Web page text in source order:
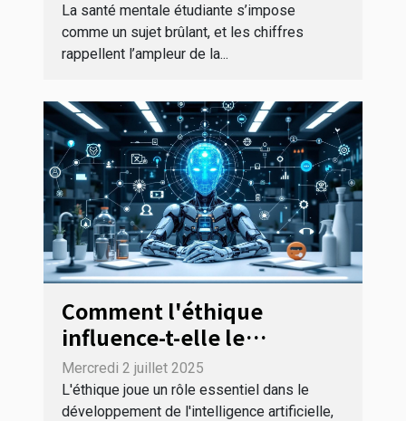
La santé mentale étudiante s’impose
comme un sujet brûlant, et les chiffres
rappellent l’ampleur de la...
Comment l'éthique
influence-t-elle le
développement de
l'intelligence artificielle ?
Mercredi 2 juillet 2025
L'éthique joue un rôle essentiel dans le
développement de l'intelligence artificielle,